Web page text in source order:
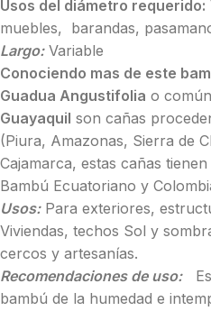
Usos del diámetro requerido:
muebles, barandas,
Largo:Variable
Conociendo mas de este
Guadua Angustifolia o
Guayaquil son cañas
(Piura, Amazonas, Sierra de
Cajamarca, estas cañas
Bambú Ecuatoriano y
Usos:Para exteriores,
Viviendas, techos Sol y
cercos y artesanías.
Recomendaciones de uso:
bambú de la humedad e